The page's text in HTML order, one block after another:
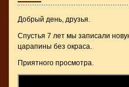
Добрый день, друзья.
Спустья 7 лет мы записали
царапины без окраса.
Приятного просмотра.